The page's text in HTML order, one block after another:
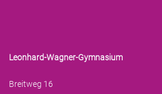
Leonhard-Wagner-Gymnasium
Breitweg 16